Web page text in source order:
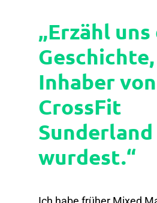
„Erzähl
Inhaber von
CrossFit
Sunderland
wurdest.“